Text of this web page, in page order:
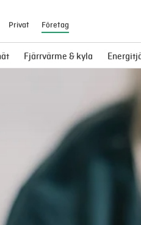
Privat Företag
Fjärrvärme & kyla